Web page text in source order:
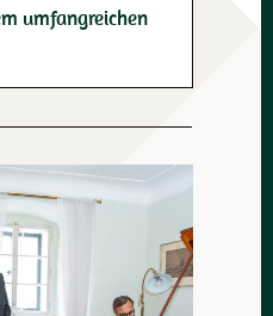
umfangreichen